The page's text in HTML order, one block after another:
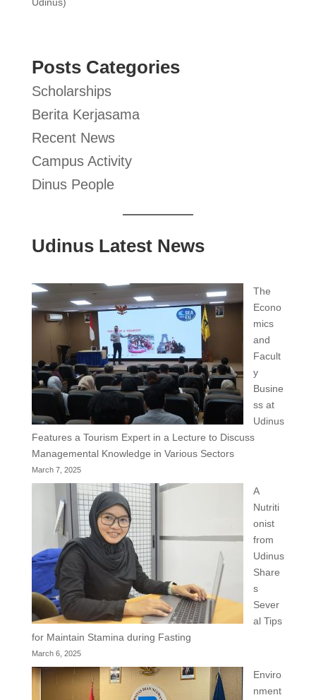
Posts Categories
Scholarships
Berita Kerjasama
Recent News
Campus Activity
Dinus People
Udinus Latest News
The
Econo
mics
and
Facult
y
Busine
ss at
Udinus
Features a Tourism Expert in a Lecture to Discuss
Managemental Knowledge in Various Sectors
March 7, 2025
A
Nutriti
onist
from
Udinus
Share
s
Sever
al Tips
for Maintain Stamina during Fasting
March 6, 2025
Enviro
nment